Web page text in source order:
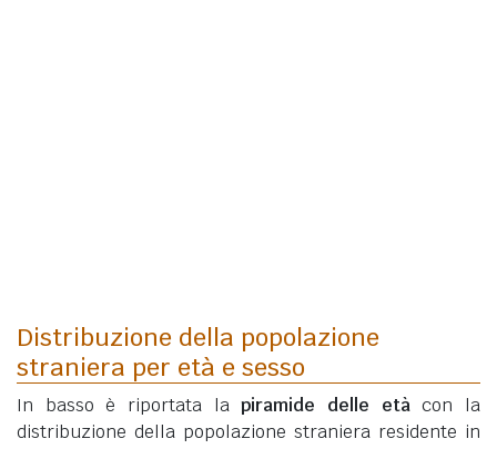
Distribuzione della popolazione
straniera per età e sesso
In basso è riportata lapiramide delle etàcon la
distribuzione della popolazione straniera residente in